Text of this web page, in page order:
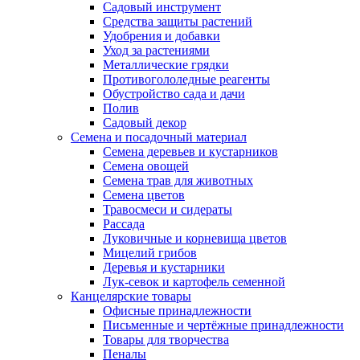
Садовый инструмент
Средства защиты растений
Удобрения и добавки
Уход за растениями
Металлические грядки
Противогололедные реагенты
Обустройство сада и дачи
Полив
Садовый декор
Семена и посадочный материал
Семена деревьев и кустарников
Семена овощей
Семена трав для животных
Семена цветов
Травосмеси и сидераты
Рассада
Луковичные и корневища цветов
Мицелий грибов
Деревья и кустарники
Лук-севок и картофель семенной
Канцелярские товары
Офисные принадлежности
Письменные и чертёжные принадлежности
Товары для творчества
Пеналы